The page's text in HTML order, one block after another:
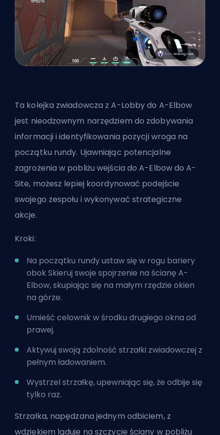
Ta kolejka zwiadowcza z A-Lobby do A-Elbow
jest nieodzownym narzędziem do zdobywania
informacji i identyfikowania pozycji wroga na
początku rundy. Ujawniając potencjalne
zagrożenia w pobliżu wejścia do A-Elbow do A-
Site, możesz lepiej koordynować podejście
swojego zespołu i wykonywać strategiczne
akcje.
Kroki:
Na początku rundy ustaw się w rogu bariery
obok Skieruj swoje spojrzenie na ścianę A-
Elbow, skupiając się na małym rzędzie okien
na górze.
Umieść celownik w środku drugiego okna od
prawej.
Aktywuj swoją zdolność strzałki zwiadowczej z
pełnym ładowaniem.
Wystrzel strzałkę, upewniając się, że odbije się
tylko raz.
Strzałka, napędzana jednym odbiciem, z
wdziękiem ląduje na szczycie ściany w pobliżu